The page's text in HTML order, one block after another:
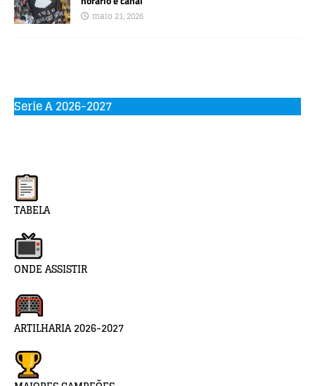
maio 21, 2026
Serie A 2026-2027
TABELA
ONDE ASSISTIR
ARTILHARIA 2026-2027